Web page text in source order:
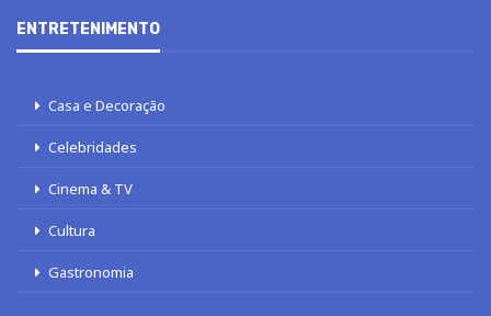
ENTRETENIMENTO
Casa e Decoração
Celebridades
Cinema & TV
Cultura
Gastronomia